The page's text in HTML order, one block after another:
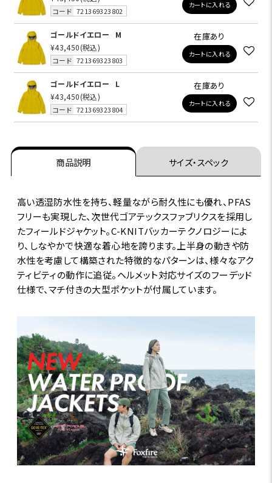
コード 721369323802
カートに入れる
ゴールドイエロー
M
¥43,450(税込)
コード 721369323803
在庫あり
カートに入れる
ゴールドイエロー
L
¥43,450(税込)
コード 721369323804
在庫あり
カートに入れる
商品説明 サイズ・スペック
高い透湿防水性を持ち、軽量ながら耐久性にも優れ、PFAS
フリーも実現した、次世代ゴアテックスファブリクスを採用し
たフィールドジャケット。C-KNITバッカーテクノロジーによ
り、しなやかで快適な着心地を誇ります。上半身の動きや防
水性を考慮して構築された特徴的なパターンは、様々なアク
ティビティの動作に追従。ヘルメット対応サイズのフーデッド
仕様で、マチ付きの大型ポケットが付属しています。